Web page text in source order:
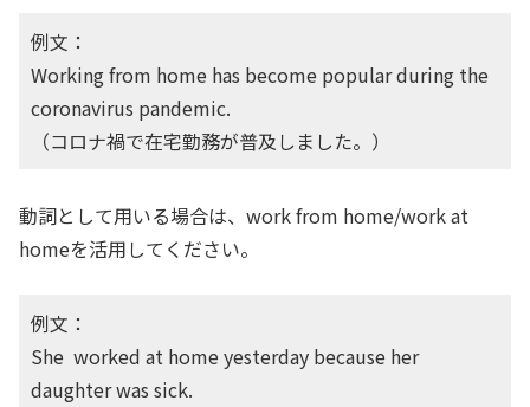
例文：
Working from home has become popular during the
coronavirus pandemic.
（コロナ禍で在宅勤務が普及しました。）
動詞として用いる場合は、work from home/work at
homeを活用してください。
例文：
She worked at home yesterday because her
daughter was sick.